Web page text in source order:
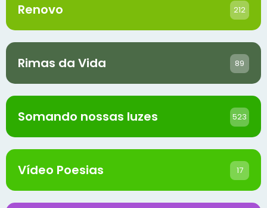
Renovo 212
Rimas da Vida 89
Somando nossas luzes 523
Vídeo Poesias 17